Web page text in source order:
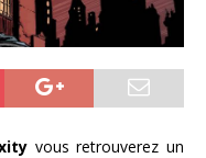
vous retrouverez un